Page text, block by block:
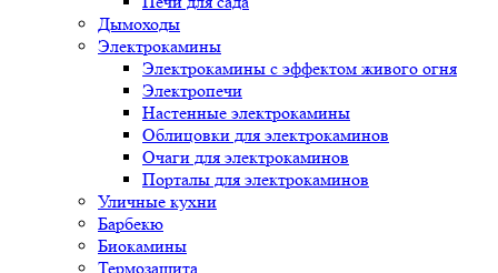
Дымоходы
Электрокамины
Электрокамины с эффектом живого огня
Электропечи
Настенные электрокамины
Облицовки для электрокаминов
Очаги для электрокаминов
Порталы для электрокаминов
Уличные кухни
Барбекю
Биокамины
Термозащита